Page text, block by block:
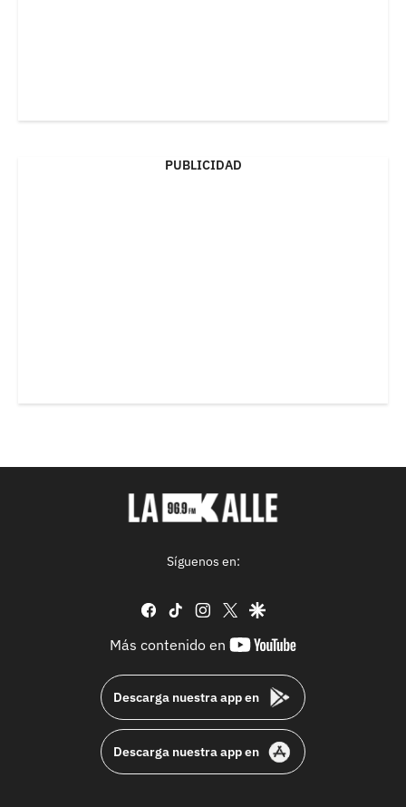
PUBLICIDAD
Síguenos en:
facebook
tiktok instagram
twittergoogle
Más contenido en
youtube-
Descarga nuestra app en
Descarga nuestra app en